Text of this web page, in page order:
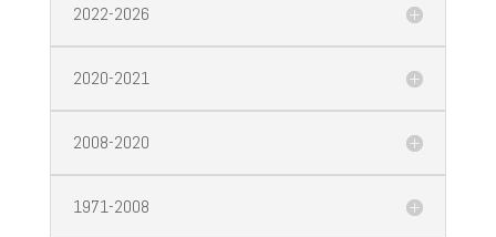
2022-2026
2020-2021
2008-2020
1971-2008